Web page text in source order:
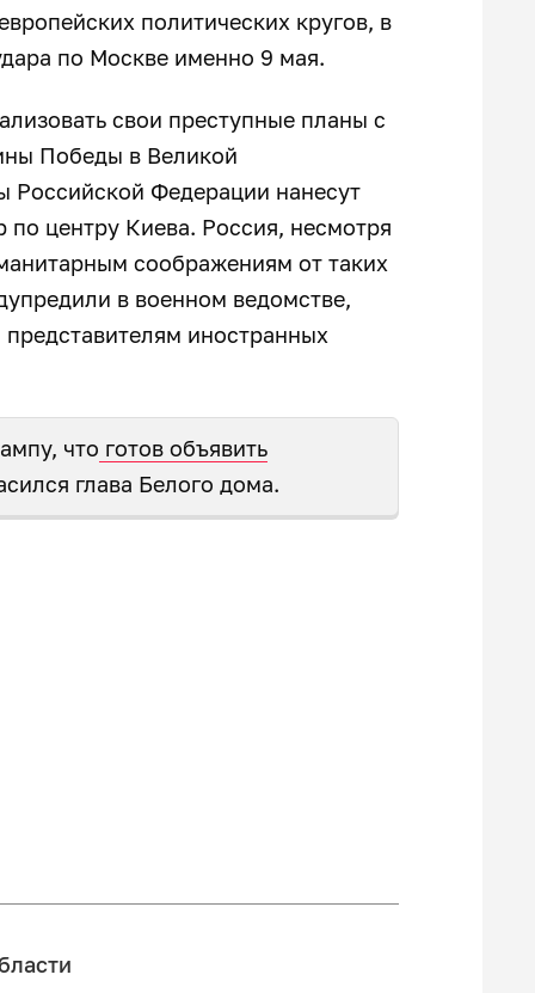
политических кругов, в
по Москве именно 9 мая.
свои преступные планы с
Победы в Великой
Российской Федерации нанесут
центру Киева. Россия, несмотря
соображениям от таких
в военном ведомстве,
иностранных
что готов объявить
глава Белого дома.